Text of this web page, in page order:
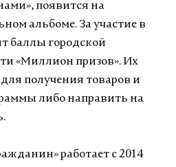
появится на
альбоме. За участие в
баллы городской
«Миллион призов». Их
получения товаров и
либо направить на
работает с 2014